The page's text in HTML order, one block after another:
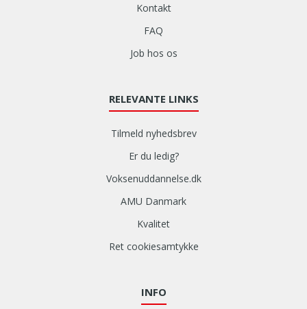
Kontakt
FAQ
Job hos os
RELEVANTE LINKS
Tilmeld nyhedsbrev
Er du ledig?
Voksenuddannelse.dk
AMU Danmark
Kvalitet
Ret cookiesamtykke
INFO